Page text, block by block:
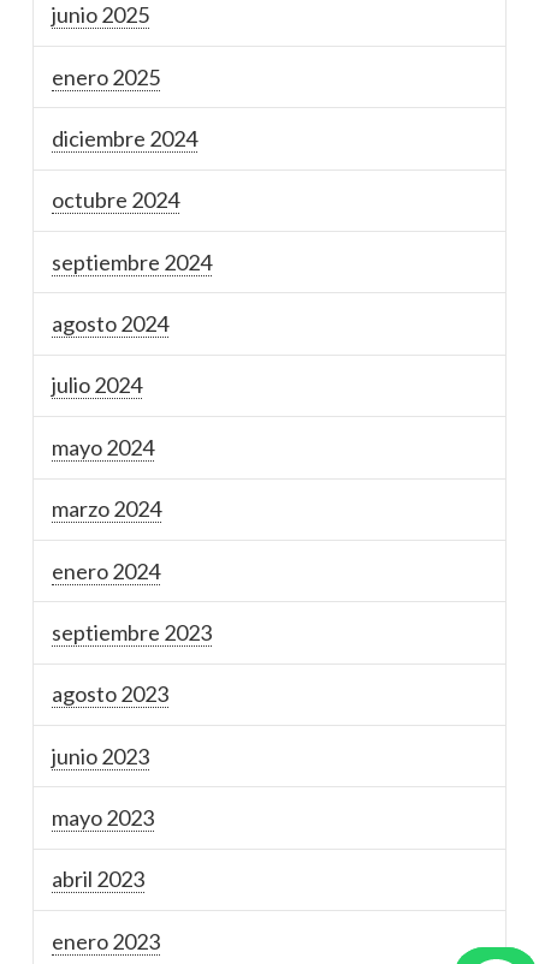
junio 2025
enero 2025
diciembre 2024
octubre 2024
septiembre 2024
agosto 2024
julio 2024
mayo 2024
marzo 2024
enero 2024
septiembre 2023
agosto 2023
junio 2023
mayo 2023
abril 2023
enero 2023